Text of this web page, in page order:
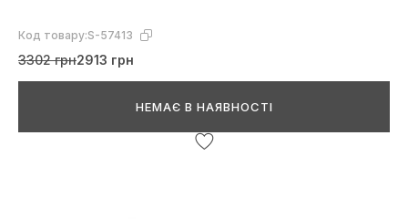
Код товару:S-57413
3302 грн2913 грн
НЕМАЄ В НАЯВНОСТІ